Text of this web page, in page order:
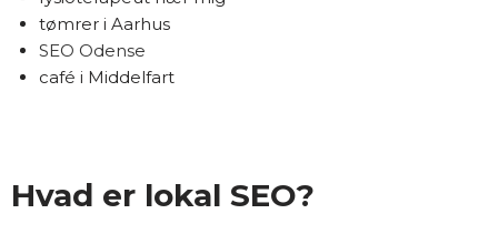
tømrer i Aarhus
SEO Odense
café i Middelfart
Hvad er lokal SEO?